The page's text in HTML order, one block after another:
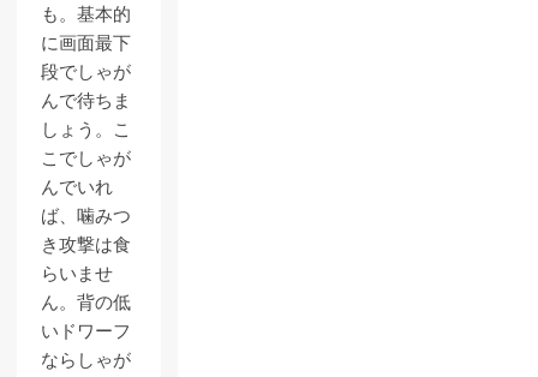
も。基本的
に画面最下
段でしゃが
んで待ちま
しょう。こ
こでしゃが
んでいれ
ば、噛みつ
き攻撃は食
らいませ
ん。背の低
いドワーフ
ならしゃが